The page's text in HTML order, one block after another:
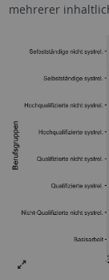
mehrerer